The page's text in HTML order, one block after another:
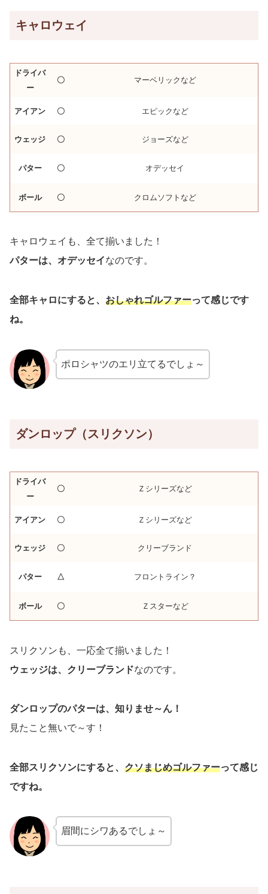
キャロウェイ
ドライバ
ー
〇 マーベリックなど
アイアン 〇 エピックなど
ウェッジ 〇 ジョーズなど
パター 〇 オデッセイ
ボール 〇 クロムソフトなど
キャロウェイも、全て揃いました！
パターは、オデッセイなのです。
全部キャロにすると、 おしゃれゴルファーって感じです
ね。
ポロシャツのエリ立てるでしょ～
ダンロップ（スリクソン）
ドライバ
ー
〇 Ｚシリーズなど
アイアン 〇 Ｚシリーズなど
ウェッジ 〇 クリーブランド
パター △ フロントライン？
ボール 〇 Ｚスターなど
スリクソンも、一応全て揃いました！
ウェッジは、クリーブランドなのです。
ダンロップのパターは、知りませ～ん！
見たこと無いで～す！
全部スリクソンにすると、 クソまじめゴルファーって感じ
ですね。
眉間にシワあるでしょ～